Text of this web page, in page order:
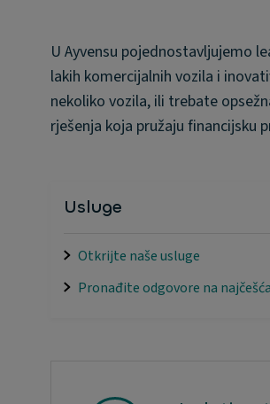
U Ayvensu pojednostavljujemo
lakih komercijalnih vozila i
nekoliko vozila, ili trebate
rješenja koja pružaju financijsku
Usluge
Otkrijte naše usluge
Pronađite odgovore na